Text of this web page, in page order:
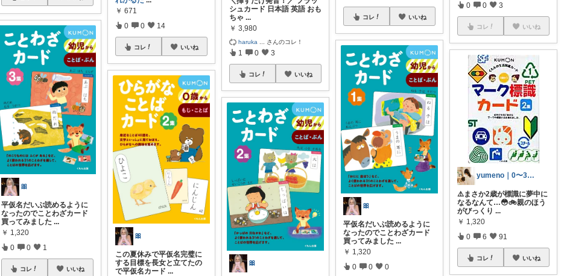
🎀
平仮名だいぶ読めるように
なったのでことわざカード
買ってみました ...
￥ 1,320
0 0 1
コレ いいね
￥ 671
0 0 14
コレ いいね
🎀
この夏休みで平仮名完璧に
する目標を長女と立てたの
で平仮名カード ...
シュカード 日本語 英語 おも
ちゃ...
￥ 3,980
haruka さんのコレ！
1 0 3
コレ いいね
🎀
コレ いいね
🎀
平仮名だいぶ読めるように
なったのでことわざカード
買ってみました ...
￥ 1,320
0 0 0
0 0 3
コレ いいね
yumeno｜0〜3歳知育🌱
⚠️まさか2歳が標識に夢中に
なるなんて…😳🚲親のほう
がびっくり ...
￥ 1,320
0 6 91
コレ いいね